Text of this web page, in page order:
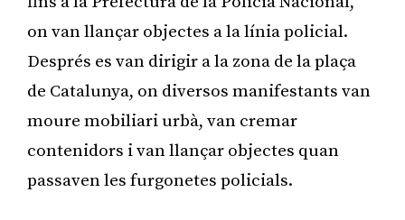
on van llançar objectes a la línia policial.
Després es van dirigir a la zona de la plaça
de Catalunya, on diversos manifestants van
moure mobiliari urbà, van cremar
contenidors i van llançar objectes quan
passaven les furgonetes policials.